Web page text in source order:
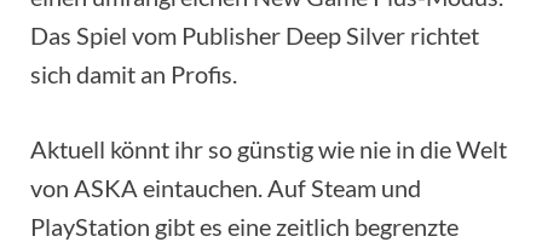
Das Spiel vom Publisher Deep Silver richtet
sich damit an Profis.
Aktuell könnt ihr so günstig wie nie in die Welt
von ASKA eintauchen. Auf Steam und
PlayStation gibt es eine zeitlich begrenzte